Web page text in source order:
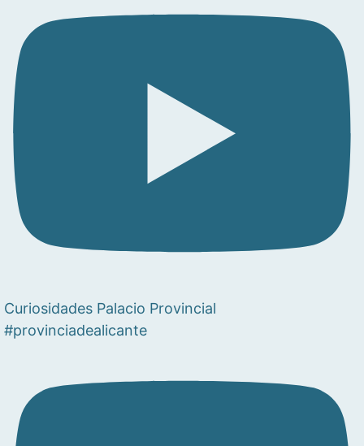
Curiosidades Palacio Provincial
#provinciadealicante